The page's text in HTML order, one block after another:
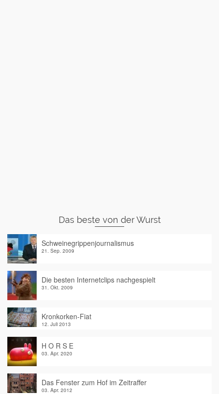
Das beste von der Wurst
Schweinegrippenjournalismus
21. Sep. 2009
Die besten Internetclips nachgespielt
31. Okt. 2009
Kronkorken-Fiat
12. Juli 2013
H O R S E
03. Apr. 2020
Das Fenster zum Hof im Zeitraffer
03. Apr. 2012